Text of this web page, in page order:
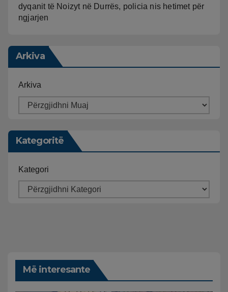
dyqanit të Noizyt në Durrës, policia nis hetimet për
ngjarjen
Arkiva
Arkiva
Kategoritë
Kategori
Më interesante